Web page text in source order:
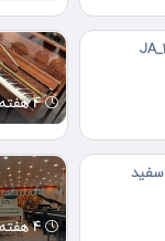
4 هفته پیش
4 هفته پیش